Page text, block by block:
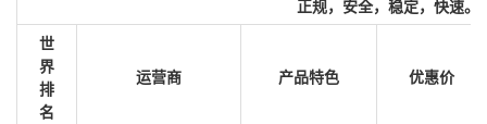
正规，安全，稳定，快速。
世
界
排
名
运营商 产品特色 优惠价